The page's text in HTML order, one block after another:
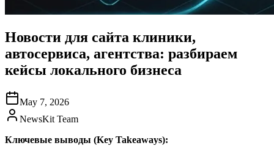
Новости для сайта клиники,
автосервиса, агентства: разбираем
кейсы локального бизнеса
May 7, 2026
NewsKit Team
Ключевые выводы (Key Takeaways):